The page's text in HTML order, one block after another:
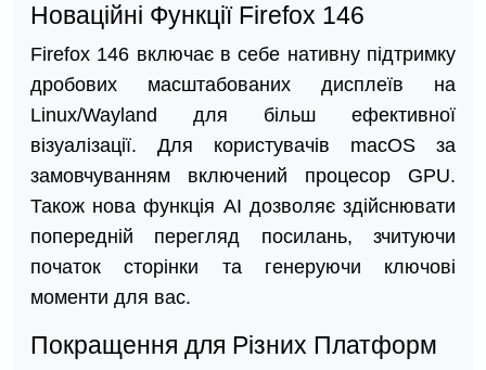
Новаційні Функції Firefox 146
Firefox 146 включає в себе нативну підтримку
дробових масштабованих дисплеїв на
Linux/Wayland для більш ефективної
візуалізації. Для користувачів macOS за
замовчуванням включений процесор GPU.
Також нова функція AI дозволяє здійснювати
попередній перегляд посилань, зчитуючи
початок сторінки та генеруючи ключові
моменти для вас.
Покращення для Різних Платформ